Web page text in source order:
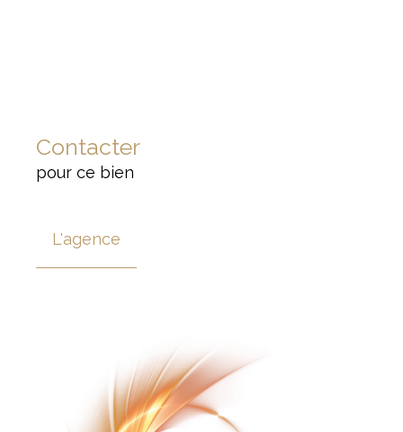
Contacter
pour ce bien
L'agence